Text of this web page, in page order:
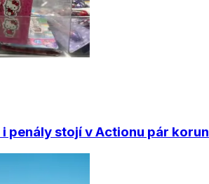
penály stojí v Actionu pár korun